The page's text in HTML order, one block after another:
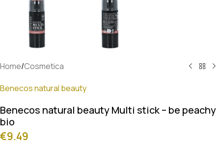
Home/Cosmetica
Benecos natural beauty
Benecos natural beauty Multi stick – be peachy
bio
€9.49